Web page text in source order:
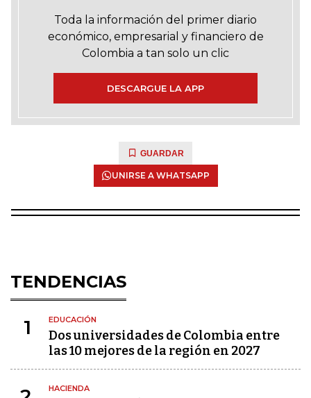
Toda la información del primer diario
económico, empresarial y financiero de
Colombia a tan solo un clic
DESCARGUE LA APP
GUARDAR
UNIRSE A WHATSAPP
TENDENCIAS
1 EDUCACIÓN
Dos universidades de Colombia entre
las 10 mejores de la región en 2027
HACIENDA